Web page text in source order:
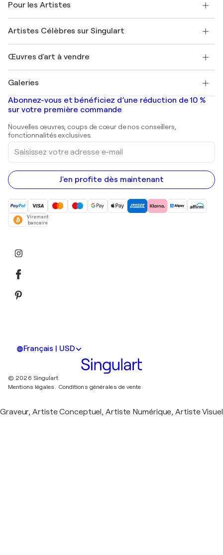
Offrir une carte cadeau
Rejoignez notre programme commercial
Mon compte
+33 1 76 44 06 42
FAQ
Magazine Singulart
Emplois
Découvrez une sélection d'art original
Pour les Artistes
Se connecter en tant qu'Artiste
Artistes Célèbres sur Singulart
Marc Chagall
Banksy
Mr. Brainwash
Shepard Fairey
Œuvres d'art à vendre
Tableaux abstraits à vendre
Peintures de paysage
Estampes
Peintures acryliques
Galeries
Galeries d'art en France
Galeries d'art en Belgique
Abonnez-vous et bénéficiez d’une réduction de 10 %
sur votre première commande
Nouvelles œuvres, coups de cœur de nos conseillers,
fonctionnalités exclusives.
Saisissez
votre
adresse
e-
mail
J'en profite dès maintenant
Virement
bancaire
Français | USD
© 2026 Singulart
Mentions légales. Conditions générales de vente
Graveur, Artiste Conceptuel, Artiste Numérique, Artiste Visuel